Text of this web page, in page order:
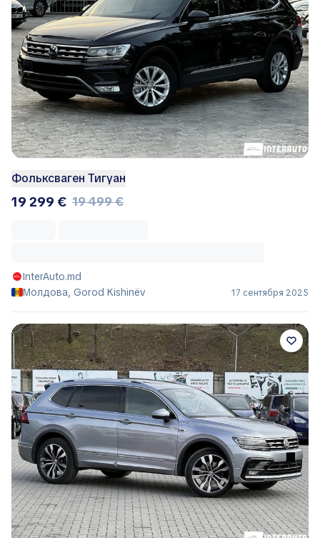
Фольксваген Тигуан
19 299 € 19 499 €
InterAuto.md
Молдова, Gorod Kishinëv
17 сентября 2025